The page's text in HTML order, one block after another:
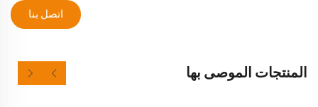
اتصل بنا
المنتجات الموصى بها